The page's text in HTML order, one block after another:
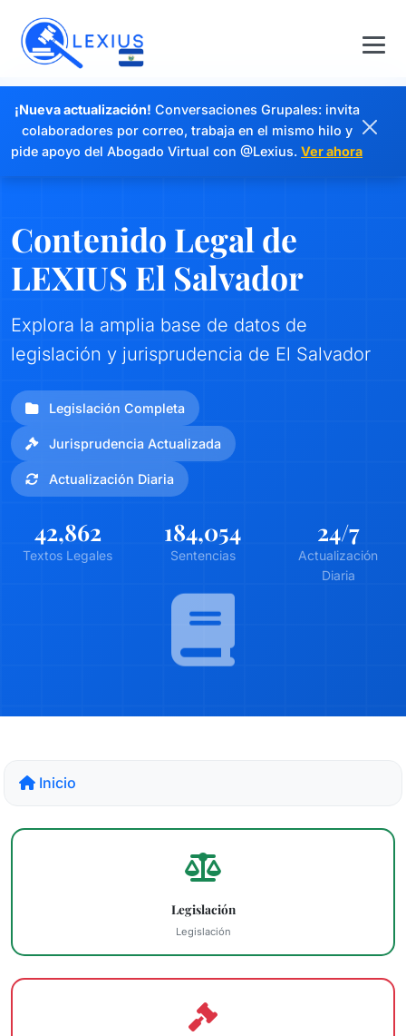
¡Nueva actualización! Conversaciones Grupales: invita
colaboradores por correo, trabaja en el mismo hilo y
pide apoyo del Abogado Virtual con @Lexius. Ver ahora
Contenido Legal de
LEXIUS El Salvador
Explora la amplia base de datos de
legislación y jurisprudencia de El Salvador
Legislación Completa
Jurisprudencia Actualizada
Actualización Diaria
42,862
Textos Legales
184,054
Sentencias
24/7
Actualización
Diaria
Inicio
Legislación
Legislación